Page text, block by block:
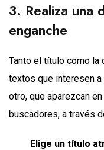
3. Realiza una
enganche
Tanto el título como
textos que interesen
otro, que aparezcan
buscadores, a través
Elige un título